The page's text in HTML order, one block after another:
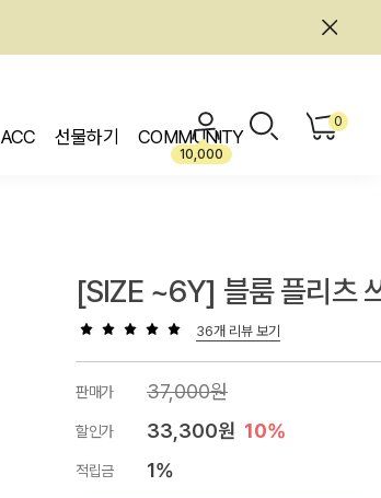
ACC 선물하기 COMMUNITY
10,000
0
[SIZE ~6Y] 블룸 플리츠
36개 리뷰 보기
판매가 37,000원
할인가 33,300원 10%
적립금 1%